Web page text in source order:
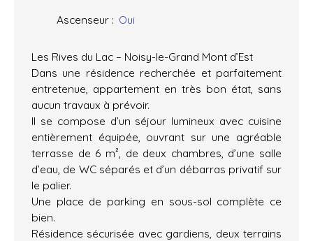
Ascenseur : Oui
Les Rives du Lac – Noisy-le-Grand Mont d’Est
Dans une résidence recherchée et parfaitement
entretenue, appartement en très bon état, sans
aucun travaux à prévoir.
Il se compose d’un séjour lumineux avec cuisine
entièrement équipée, ouvrant sur une agréable
terrasse de 6 m², de deux chambres, d’une salle
d’eau, de WC séparés et d’un débarras privatif sur
le palier.
Une place de parking en sous-sol complète ce
bien.
Résidence sécurisée avec gardiens, deux terrains